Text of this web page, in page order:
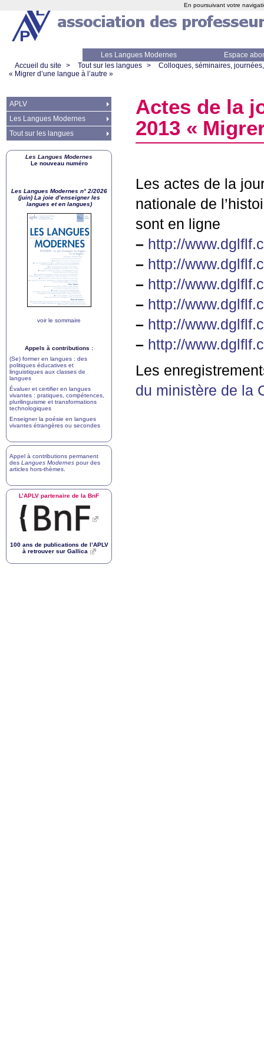
Les Langues Modernes
Espace
Accueil du site
> Tout sur les langues >
Colloques, séminaires,
« Migrer d’une langue à l’autre »
Actes de la
2013 «
Les actes de la
nationale de
sont en ligne
– http://
– http://
– http://
– http://
– http://
– http://
Les
du ministère de la
APLV
Les Langues Modernes
Tout sur les langues
Les Langues Modernes
Le nouveau numéro
Les Langues Modernes n° 2/2026
(juin) La joie d’enseigner les
langues et en langues)
voir le sommaire
Appels à contributions :
(Se) former en langues : des
politiques éducatives et
linguistiques aux classes de
langues
Évaluer et certifier en langues
vivantes : pratiques, compétences,
plurilinguisme et transformations
technologiques
Enseigner la poésie en langues
vivantes étrangères ou secondes
Appel à contributions permanent
des Langues Modernes pour des
articles hors-thèmes
L’APLV partenaire de la BnF
100 ans de publications de l’APLV
à retrouver sur Gallica
En poursuivant votre